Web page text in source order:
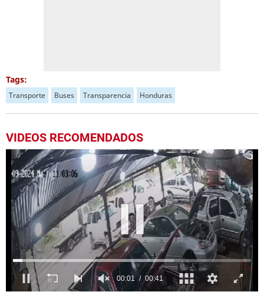
Tags:
Transporte Buses Transparencia Honduras
VIDEOS RECOMENDADOS